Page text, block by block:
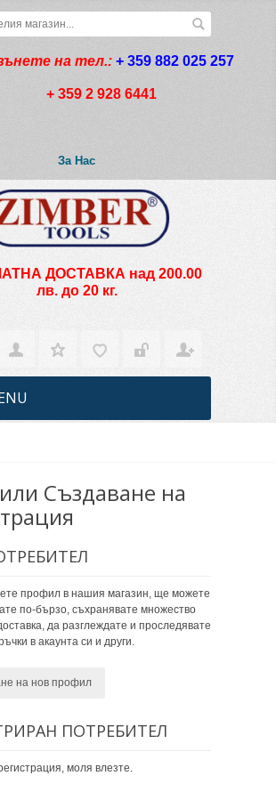
на тел.: + 359 882 025 257
+ 359 2 928 6441
За Нас
ДОСТАВКА над 200.00
лв. до 20 кг.
Създаване на
профил в нашия магазин, ще можете
по-бързо, съхранявате множество
да разглеждате и проследявате
в акаунта си и други.
на нов профил
ПОТРЕБИТЕЛ
моля влезте.